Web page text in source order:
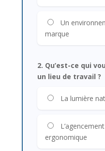
Un
marque
2. Qu’est-ce qui
un lieu de travail ?
La lumière
ergonomique